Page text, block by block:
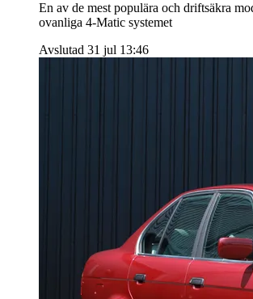
En av de mest populära och driftsäkra
ovanliga 4-Matic systemet
Avslutad 31 jul 13:46